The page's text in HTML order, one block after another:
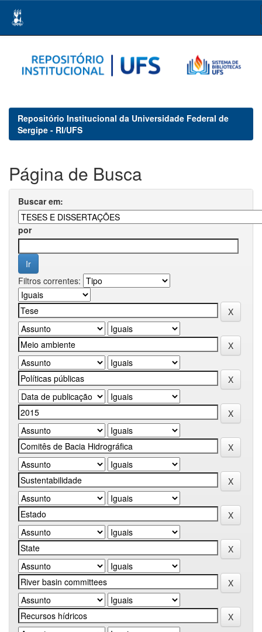
navigation
Repositório Institucional da Universidade Federal de
Sergipe - RI/UFS
Página de Busca
Buscar em:
por
Filtros correntes: